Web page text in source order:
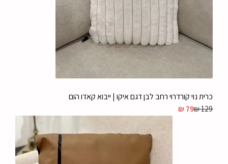
כרית נוי קורדרוי רחב לבן דגם איקו | ייבוא קאדו הום
₪129
₪ 79